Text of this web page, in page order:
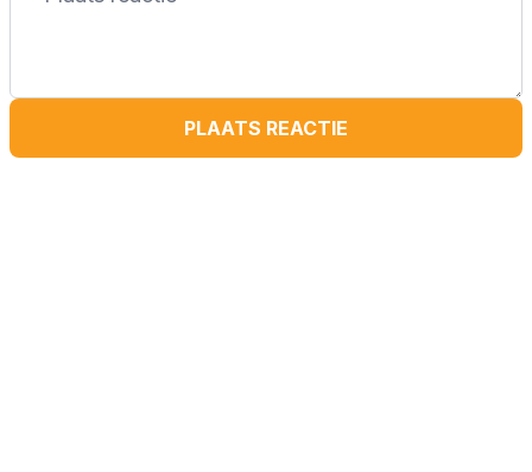
PLAATS REACTIE